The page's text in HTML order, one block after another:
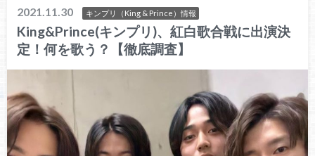
2021.11.30 キンプリ（King & Prince）情報
King&Prince(キンプリ)、紅白歌合戦に出演決
定！何を歌う？【徹底調査】